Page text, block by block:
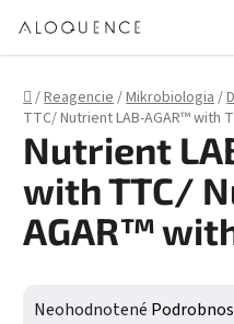
Domov
/Reagencie/Mikrobiologia/
TTC/ Nutrient LAB-AGAR™ with
Nutrient
with TTC/
AGAR™
Priemerné hodnotenie
Neohodnotené